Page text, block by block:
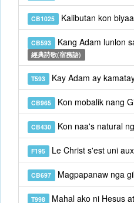
CB1025 Kalibutan kon
CB593 Kang Adam lunlon
經典詩歌(宿務語)
T593 Kay Adam ay
CB965 Kon mobalik nang
CB430 Kon naa's natural
F195 Le Christ s'est uni
CB697 Magpapanaw nga
T998 Mahal ako ni Hesus at